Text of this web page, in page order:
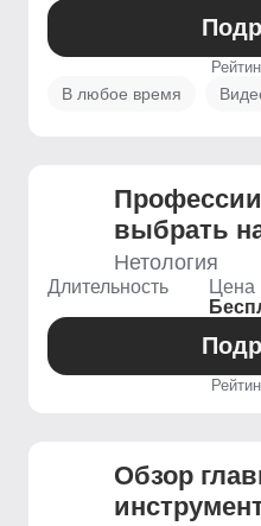
В любое время
выбрать
Нетология
Длительность
Цена
Обзор